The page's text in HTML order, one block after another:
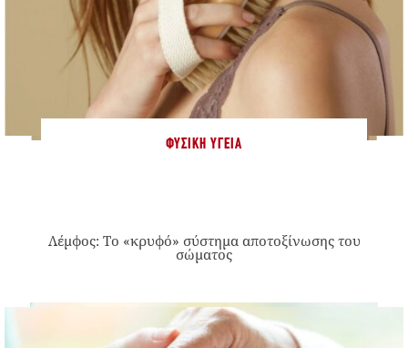
ΦΥΣΙΚΉ ΥΓΕΊΑ
Λέμφος: Το «κρυφό» σύστημα αποτοξίνωσης του
σώματος